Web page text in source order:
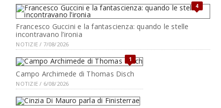
4
Francesco Guccini e la fantascienza: quando le stelle
incontravano l’ironia
NOTIZIE / 7/08/2026
1
Campo Archimede di Thomas Disch
NOTIZIE / 6/08/2026